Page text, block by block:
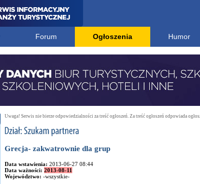
Forum Ogłoszenia Humor
Uwaga! Serwis nie bierze odpowiedzialności za treść ogłoszeń. Za treść ogłoszeń odpowiada
Grecja- zakwatrownie dla grup
Data wstawienia: 2013-06-27 08:44
Data ważności: 2013-08-11
Województwo: -wszystkie-